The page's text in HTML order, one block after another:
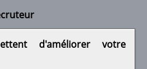
d'améliorer votre